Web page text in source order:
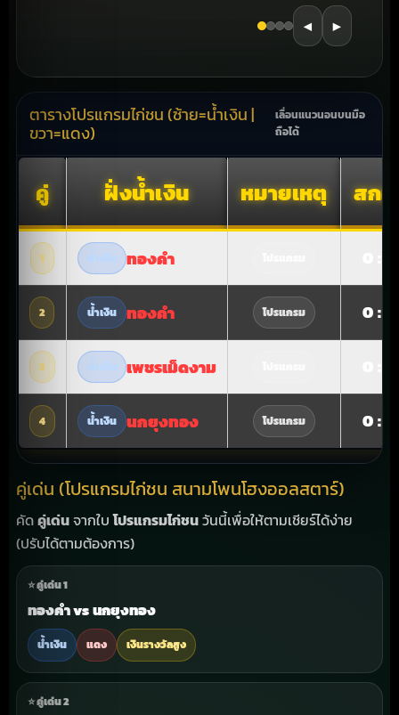
◀ ▶
ตารางโปรแกรมไก่ชน (ซ้าย=น้ำเงิน |
ขวา=แดง)
เลื่อนแนวนอนบนมือ
ถือได้
คู่ ฝั่งน้ำเงิน หมายเหตุ สกอ
1 ทองคำ
2 น้ำเงิน ทองคำ โปรแกรม 0 : 0
3 เพชรเม็ดงาม
4 น้ำเงิน นกยุงทอง โปรแกรม 0 : 0
คู่เด่น (โปรแกรมไก่ชน สนามโพนโฮงออลสตาร์)
คัดคู่เด่นจากใบโปรแกรมไก่ชนวันนี้เพื่อให้ตามเชียร์ได้ง่าย
(ปรับได้ตามต้องการ)
⭐ คู่เด่น 1
ทองคำvsนกยุงทอง
น้ำเงิน แดง เงินรางวัลสูง
⭐ คู่เด่น 2